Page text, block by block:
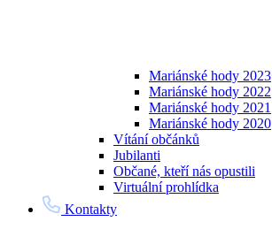
Mariánské hody 2023
Mariánské hody 2022
Mariánské hody 2021
Mariánské hody 2020
Vítání občánků
Jubilanti
Občané, kteří nás opustili
Virtuální prohlídka
Kontakty